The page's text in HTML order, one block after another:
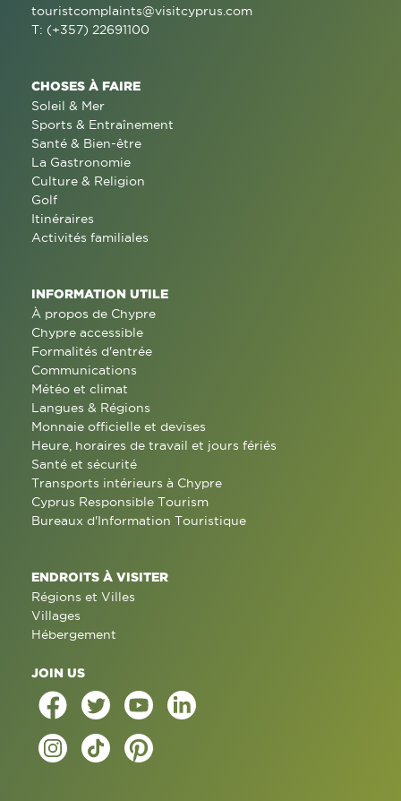
touristcomplaints@visitcyprus.com
T: (+357) 22691100
CHOSES À FAIRE
Soleil & Mer
Sports & Entraînement
Santé & Bien-être
La Gastronomie
Culture & Religion
Golf
Itinéraires
Activités familiales
INFORMATION UTILE
À propos de Chypre
Chypre accessible
Formalités d'entrée
Communications
Météo et climat
Langues & Régions
Monnaie officielle et devises
Heure, horaires de travail et jours fériés
Santé et sécurité
Transports intérieurs à Chypre
Cyprus Responsible Tourism
Bureaux d'Information Touristique
ENDROITS À VISITER
Régions et Villes
Villages
Hébergement
JOIN US